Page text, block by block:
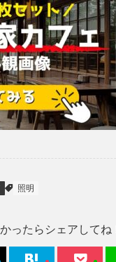
照明
ったらシェアしてね